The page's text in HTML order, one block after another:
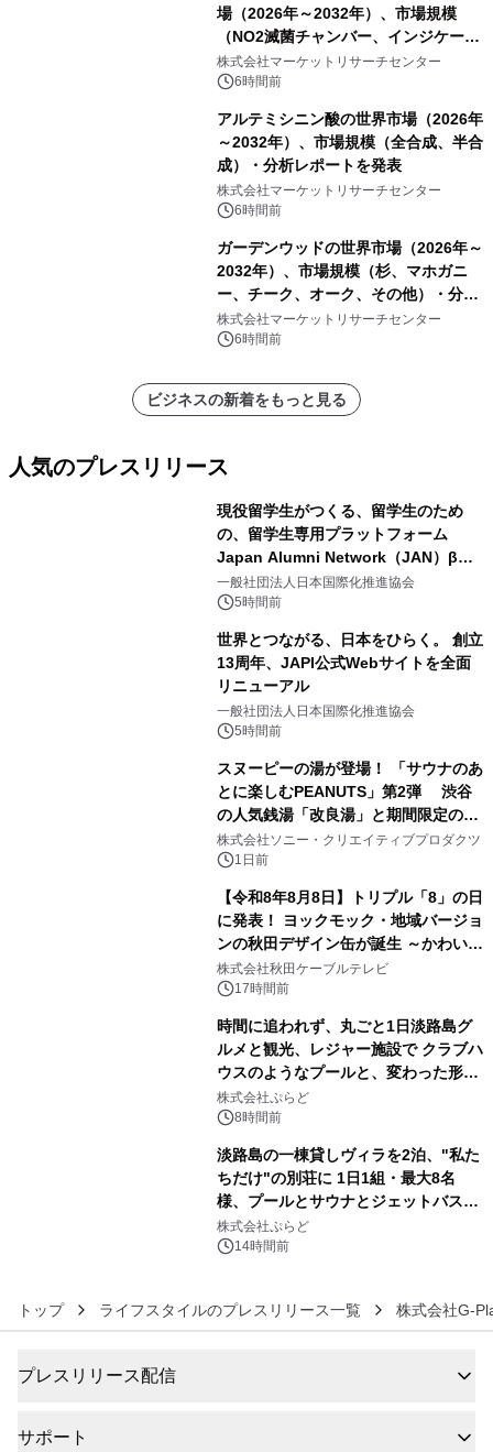
場（2026年～2032年）、市場規模
（NO2滅菌チャンバー、インジケータ
ーおよびモニタリングシステム、その
他）・分析レポートを発表
株式会社マーケットリサーチセンター
6時間前
アルテミシニン酸の世界市場（2026年
～2032年）、市場規模（全合成、半合
成）・分析レポートを発表
株式会社マーケットリサーチセンター
6時間前
ガーデンウッドの世界市場（2026年～
2032年）、市場規模（杉、マホガニ
ー、チーク、オーク、その他）・分析
レポートを発表
株式会社マーケットリサーチセンター
6時間前
ビジネスの新着をもっと見る
人気のプレスリリース
現役留学生がつくる、留学生のため
の、留学生専用プラットフォーム
Japan Alumni Network（JAN）β版
をリリース
一般社団法人日本国際化推進協会
5時間前
世界とつながる、日本をひらく。 創立
13周年、JAPI公式Webサイトを全面
リニューアル
一般社団法人日本国際化推進協会
5時間前
スヌーピーの湯が登場！ 「サウナのあ
とに楽しむPEANUTS」第2弾 渋谷
の人気銭湯「改良湯」と期間限定のコ
ラボレーション サウナイキタイコラ
ボグッズも発売決定！
株式会社ソニー・クリエイティブプロダクツ
1日前
【令和8年8月8日】トリプル「8」の日
に発表！ ヨックモック・地域バージョ
ンの秋田デザイン缶が誕生 ～かわいい
秋田犬の子犬と秋田の四季と名所を巡
るパッケージ～ 9月1日(火)秋田県内で
株式会社秋田ケーブルテレビ
17時間前
時間に追われず、丸ごと1日淡路島グ
ルメと観光、レジャー施設で クラブハ
ウスのようなプールと、変わった形の
サウナも 「THE BOXY AWAJI」のお
得な素泊まり連泊プランで
株式会社ぷらど
8時間前
淡路島の一棟貸しヴィラを2泊、"私た
ちだけ"の別荘に 1日1組・最大8名
様、プールとサウナとジェットバス付
きで Villa Mon Temps AWAJIの連泊
素泊りプラン
株式会社ぷらど
14時間前
トップ ライフスタイルのプレスリリース一覧 株式会社G-
プレスリリース配信
サポート